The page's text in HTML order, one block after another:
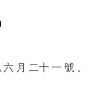
月 二十 一 號 。